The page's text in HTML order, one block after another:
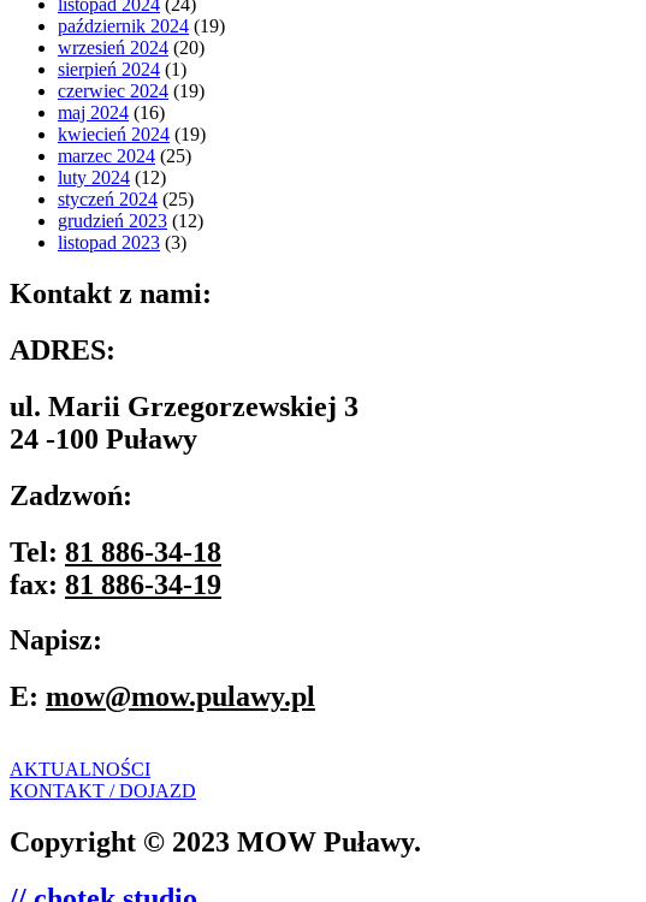
listopad 2024 (24)
październik 2024 (19)
wrzesień 2024 (20)
sierpień 2024 (1)
czerwiec 2024 (19)
maj 2024 (16)
kwiecień 2024 (19)
marzec 2024 (25)
luty 2024 (12)
styczeń 2024 (25)
grudzień 2023 (12)
listopad 2023 (3)
Kontakt z nami:
ADRES:
ul. Marii Grzegorzewskiej 3
24 -100 Puławy
Zadzwoń:
Tel: 81 886-34-18
fax: 81 886-34-19
Napisz:
E: mow@mow.pulawy.pl
AKTUALNOŚCI
KONTAKT / DOJAZD
Copyright © 2023 MOW Puławy.